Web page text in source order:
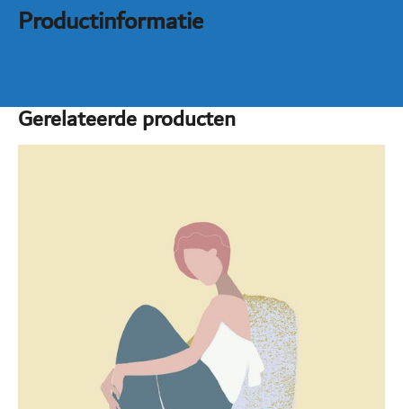
Productinformatie
Gerelateerde producten